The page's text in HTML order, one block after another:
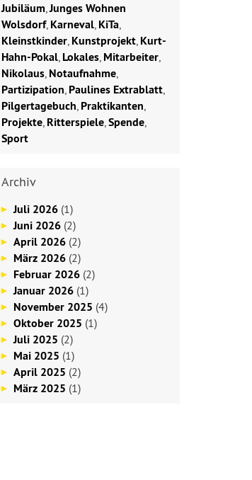
Jubiläum,Junges Wohnen
Wolsdorf, Karneval, KiTa,
Kleinstkinder, Kunstprojekt, Kurt-
Hahn-Pokal, Lokales, Mitarbeiter,
Nikolaus, Notaufnahme,
Partizipation, Paulines Extrablatt,
Pilgertagebuch, Praktikanten,
Projekte, Ritterspiele,Spende,
Sport
Archiv
Juli 2026 (1)
Juni 2026 (2)
April 2026 (2)
März 2026 (2)
Februar 2026 (2)
Januar 2026 (1)
November 2025 (4)
Oktober 2025 (1)
Juli 2025 (2)
Mai 2025 (1)
April 2025 (2)
März 2025 (1)